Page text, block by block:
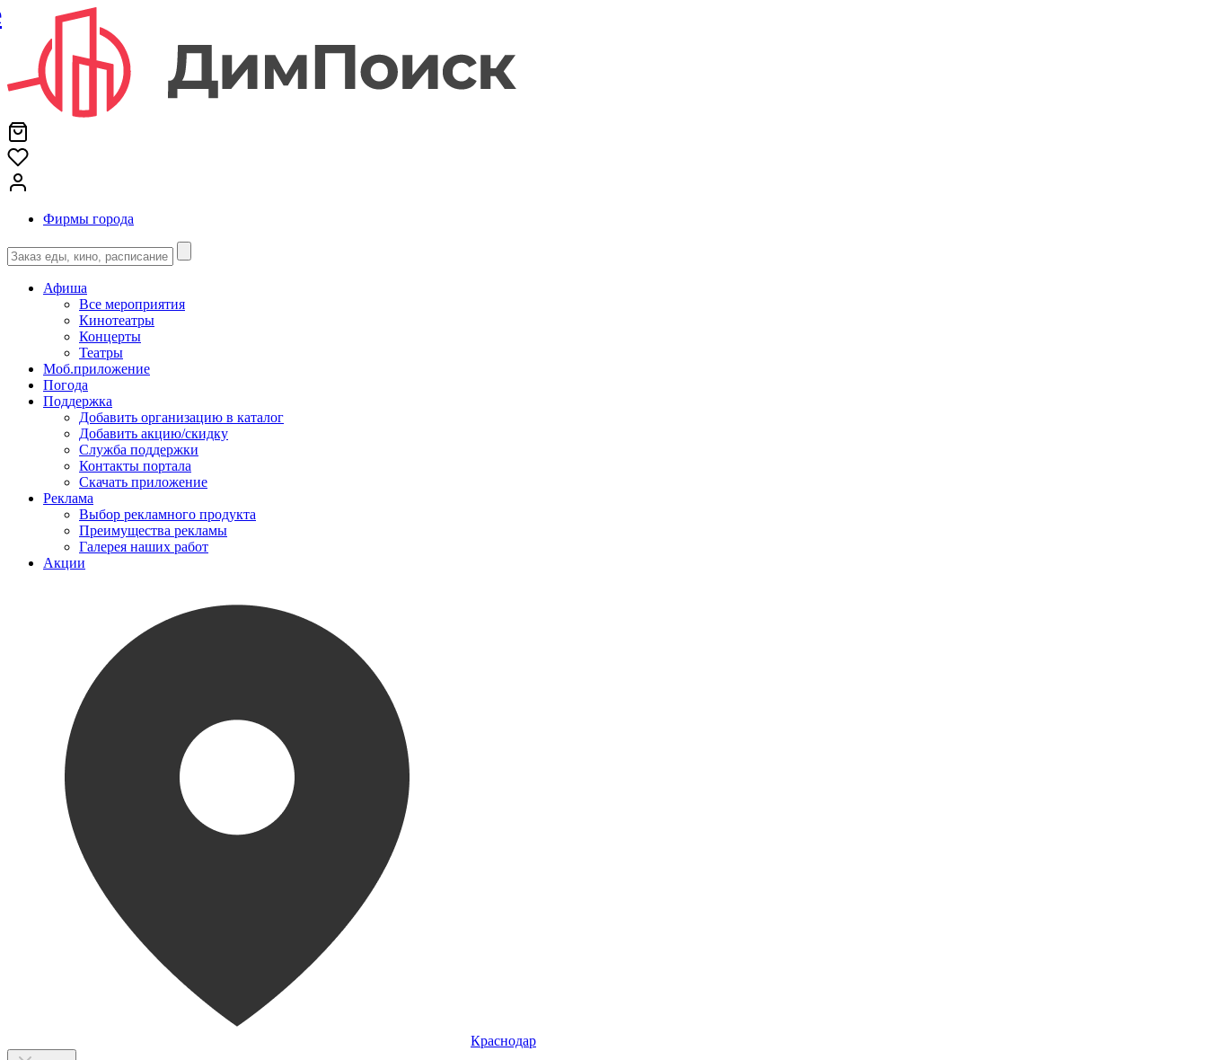
Фирмы города
Афиша
Все мероприятия
Кинотеатры
Концерты
Театры
Моб.приложение
Погода
Поддержка
Добавить организацию в каталог
Добавить акцию/скидку
Служба поддержки
Контакты портала
Скачать приложение
Реклама
Выбор рекламного продукта
Преимущества рекламы
Галерея наших работ
Акции
Краснодар